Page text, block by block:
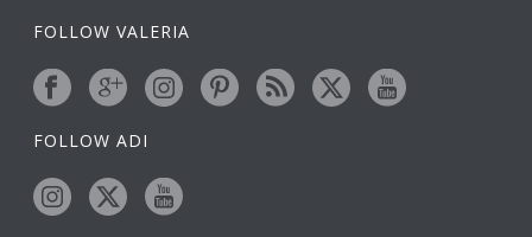
FOLLOW VALERIA
FOLLOW ADI